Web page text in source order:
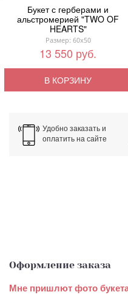
Букет с герберами и
альстромерией "TWO OF
HEARTS"
Размер: 60x50
13 550 руб.
В КОРЗИНУ
Удобно заказать и
оплатить на сайте
Оформление заказа
Мне пришлют фото